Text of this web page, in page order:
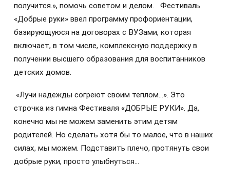
получится.», помочь советом и делом. Фестиваль
«Добрые руки» ввел программу профориентации,
базирующуюся на договорах с ВУЗами, которая
включает, в том числе, комплексную поддержку в
получении высшего образования для воспитанников
детских домов.
«Лучи надежды согреют своим теплом…». Это
строчка из гимна Фестиваля «ДОБРЫЕ РУКИ». Да,
конечно мы не можем заменить этим детям
родителей. Но сделать хотя бы то малое, что в наших
силах, мы можем. Подставить плечо, протянуть свои
добрые руки, просто улыбнуться…